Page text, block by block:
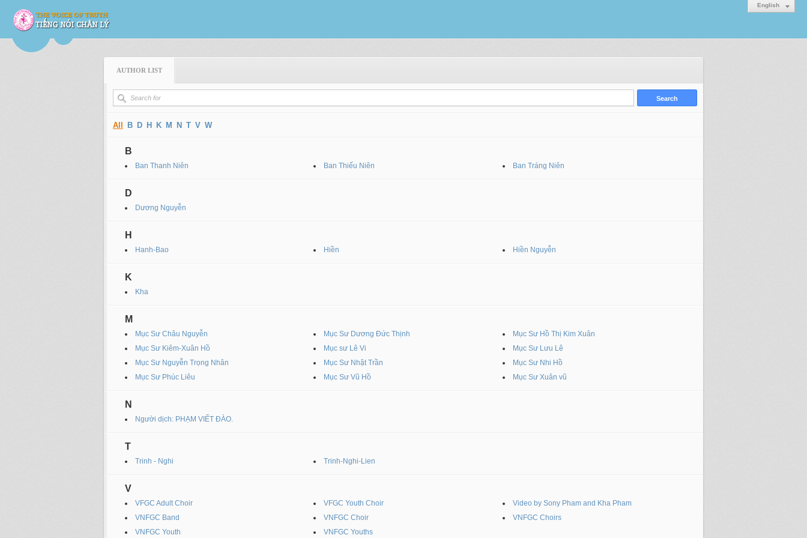
English
AUTHOR LIST
All B D H K M N T V W
B
Ban Thanh Niên Ban Thiếu Niên Ban Tráng Niên
D
Dương Nguyễn
H
Hanh-Bao Hiền Hiền Nguyễn
K
Kha
M
Mục Sư Châu Nguyễn Mục Sư Dương Đức Thịnh
Mục Sư Hồ Thị Kim Xuân
Mục Sư Kiêm-Xuân Hồ
Mục sư Lê Vi
Mục Sư Lưu Lê
Mục Sư Nguyễn Trọng Nhân
Mục Sư Nhật Trần
Mục Sư Nhi Hồ
Mục Sư Phúc Liêu
Mục Sư Vũ Hồ Mục Sư Xuân vũ
N
Người dịch: PHẠM VIẾT ĐÀO.
T
Trinh - Nghi Trinh-Nghi-Lien
V
VFGC Adult Choir VFGC Youth Choir
Video by Sony Pham and Kha Pham
VNFGC Band
VNFGC Choir
VNFGC Choirs
VNFGC Youth
VNFGC Youths